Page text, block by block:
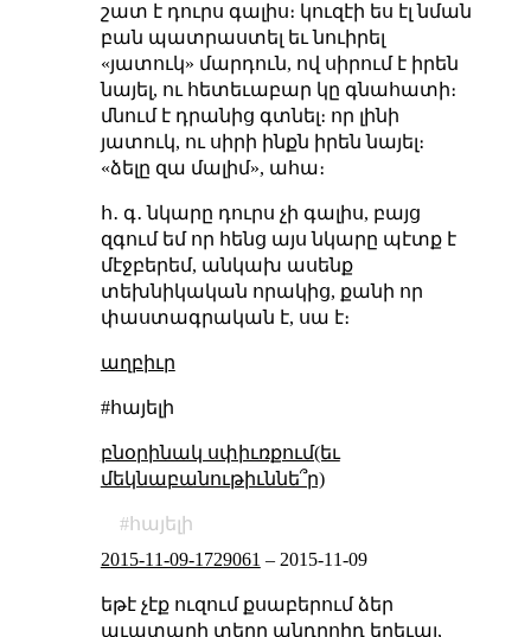
շատ է դուրս գալիս։ կուզէի ես էլ նման
բան պատրաստել եւ նուիրել
«յատուկ» մարդուն, ով սիրում է իրեն
նայել, ու հետեւաբար կը գնահատի։
մնում է դրանից գտնել։ որ լինի
յատուկ, ու սիրի ինքն իրեն նայել։
«ձելը զա մալիմ», ահա։
հ․ գ․ նկարը դուրս չի գալիս, բայց
զգում եմ որ հենց այս նկարը պէտք է
մէջբերեմ, անկախ ասենք
տեխնիկական որակից, քանի որ
փաստագրական է, սա է։
աղբիւր
#հայելի
բնօրինակ սփիւռքում(եւ
մեկնաբանութիւննե՞ր)
հայելի
2015-11-09-1729061 – 2015-11-09
եթէ չէք ուզում քսաբերում ձեր
աւատարի տեղը անդրոիդ երեւայ,